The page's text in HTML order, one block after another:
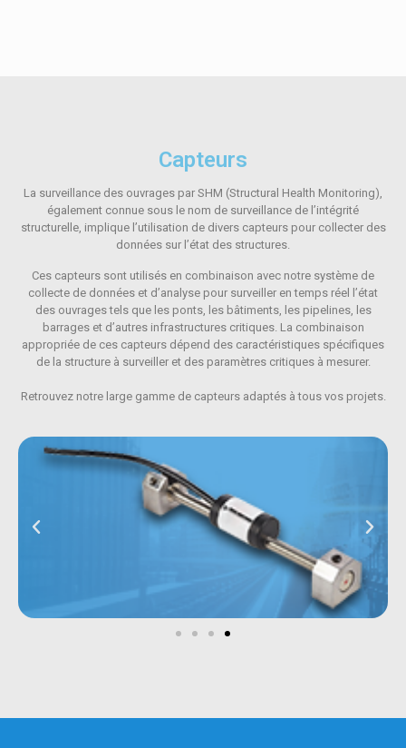
Capteurs
La surveillance des ouvrages par SHM (Structural Health Monitoring),
également connue sous le nom de surveillance de l’intégrité
structurelle, implique l’utilisation de divers capteurs pour collecter des
données sur l’état des structures.
Ces capteurs sont utilisés en combinaison avec notre système de
collecte de données et d’analyse pour surveiller en temps réel l’état
des ouvrages tels que les ponts, les bâtiments, les pipelines, les
barrages et d’autres infrastructures critiques. La combinaison
appropriée de ces capteurs dépend des caractéristiques spécifiques
de la structure à surveiller et des paramètres critiques à mesurer.
Retrouvez notre large gamme de capteurs adaptés à tous vos projets.